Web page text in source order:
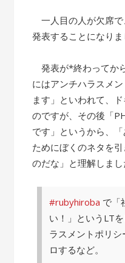
一人目の人が欠席
発表することになりま
発表が*終わってか
にはアンチハラスメ
ます」といわれて、
のですが、その後「
です」というから、
ためにぼくのネタを
のだな」と理解しまし
#rubyhiroba で「
い！」というLT
ラスメントポリ
ロするなど。